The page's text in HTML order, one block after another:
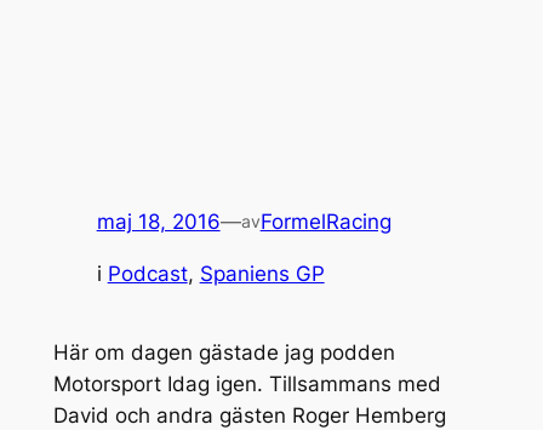
maj 18, 2016—avFormelRacing
i Podcast, Spaniens GP
Här om dagen gästade jag podden
Motorsport Idag igen. Tillsammans med
David och andra gästen Roger Hemberg